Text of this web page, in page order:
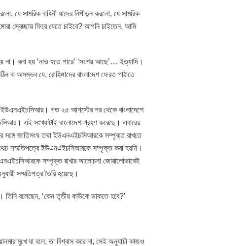
যে সামরিক বাহিনী যাদের নিপীড়ন করলো, যে সামরিক
স্বেচ্ছায় ফিরে যেতে চাইবে? আপনি চাইতেন, আমি
না। বলা হয় ‘নাও হতে পারে’ ‘সংশয় আছে’… ইত্যাদি।
অসম্ভব যে, রোহিঙ্গাদের বাংলাদেশ ফেরত পাঠাতে
ইউএনএইচসিআর। গত ২৫ আগস্টের পর থেকে বাংলাদেশে
এই সংখ্যাটাই বাংলাদেশ গ্রহণ করেছে। এবারের
সঙ্গে জাতিসংঘ তথা ইউএনএইচসিআরকে সম্পৃক্ত রাখতে
অথচ সম্মতিপত্রে ইউএনএইচসিআরকে সম্পৃক্ত করা হয়নি।
সম্পৃক্ত রাখার আলোচনা জোরালোভাবেই
সম্মতিপত্র তৈরি হয়েছে।
তিনি বলেছেন, ‘কেন তৃতীয় কাউকে ডাকতে হবে?’
মুখে যা বলে, তা বিশ্বাস করে না, সেই অনুযায়ী কাজও